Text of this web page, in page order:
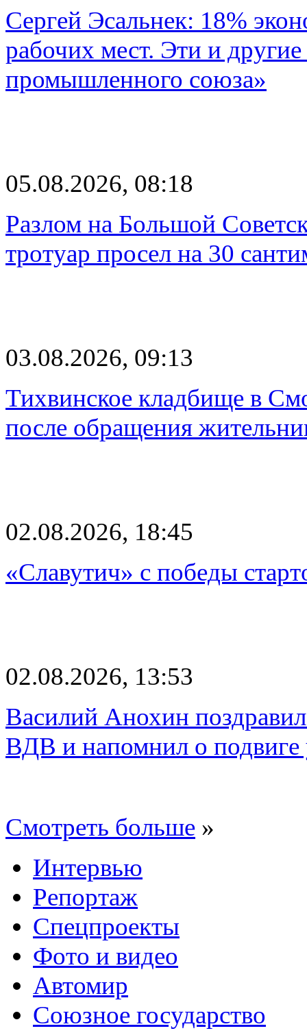
Сергей Эсальнек: 18%
рабочих мест. Эти и
промышленного союза»
05.08.2026, 08:18
Разлом на Большой
тротуар просел на 30
03.08.2026, 09:13
Тихвинское кладбище в
после обращения
02.08.2026, 18:45
«Славутич» с победы
02.08.2026, 13:53
Василий Анохин
ВДВ и напомнил о подвиге
Смотреть больше »
Интервью
Репортаж
Спецпроекты
Фото и видео
Автомир
Союзное государство